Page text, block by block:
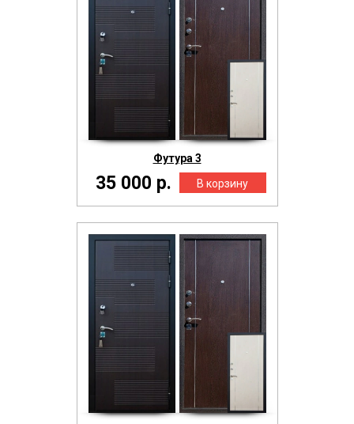
Футура 3
35 000 р.